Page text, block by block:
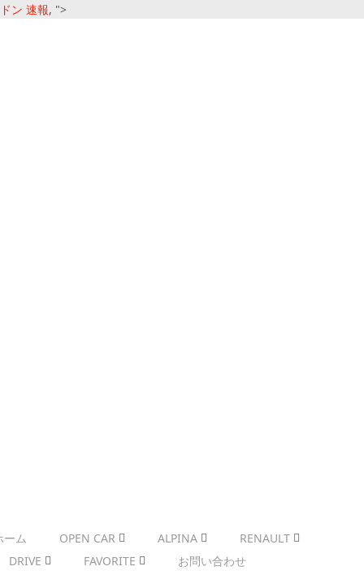
ドン 速報, ">
ーム OPEN CAR ALPINA
RENAULT
DRIVE
FAVORITE お問い合わせ